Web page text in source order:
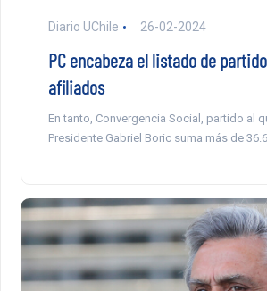
Diario UChile 26-02-2024
PC encabeza el listado de
afiliados
En tanto, Convergencia Social, partido al
Presidente Gabriel Boric suma más de